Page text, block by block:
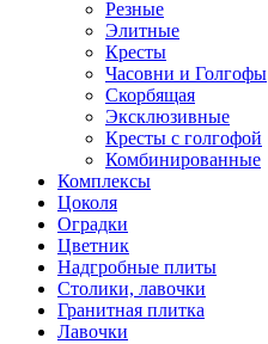
Резные
Элитные
Кресты
Часовни и Голгофы
Скорбящая
Эксклюзивные
Кресты с голгофой
Комбинированные
Комплексы
Цоколя
Оградки
Цветник
Надгробные плиты
Столики, лавочки
Гранитная плитка
Лавочки